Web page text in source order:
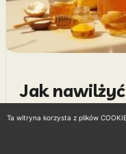
Jak
domowe
Ta witryna korzysta z plików